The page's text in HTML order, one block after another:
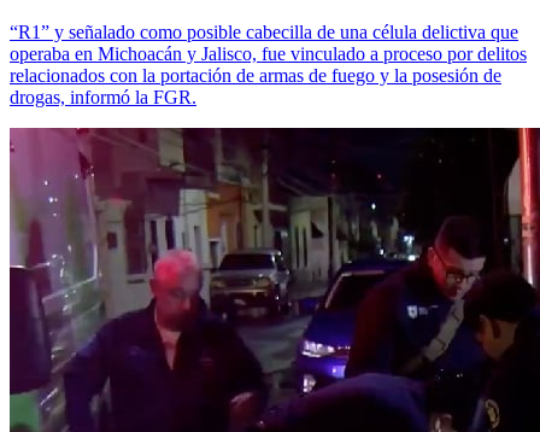
“R1” y señalado como posible cabecilla de una célula delictiva que
operaba en Michoacán y Jalisco, fue vinculado a proceso por delitos
relacionados con la portación de armas de fuego y la posesión de
drogas, informó la FGR.